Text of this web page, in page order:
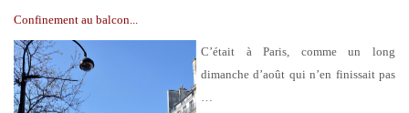
Confinement au balcon...
C’était à Paris, comme un long
dimanche d’août qui n’en finissait pas